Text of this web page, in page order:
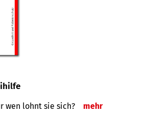
wen lohnt sie sich? mehr